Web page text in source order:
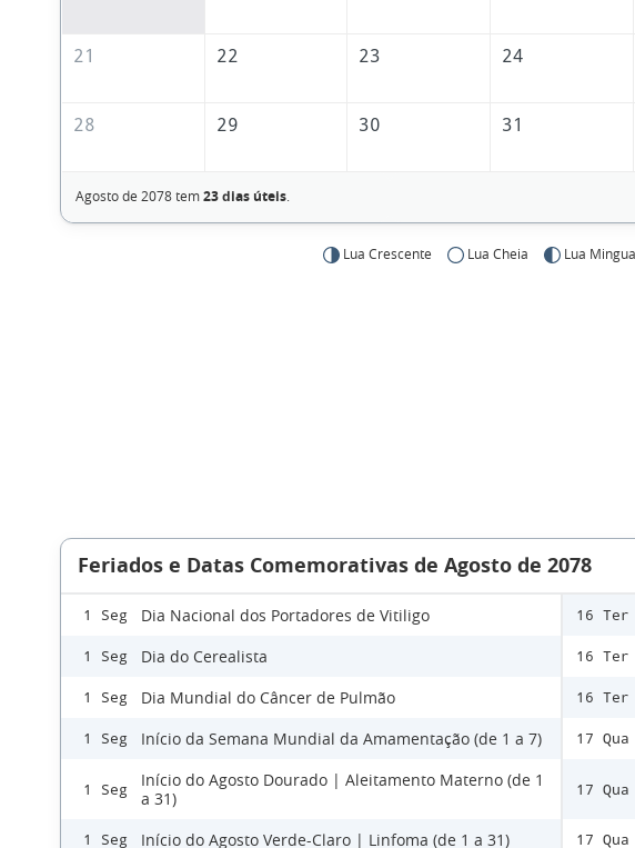
21 22 23 24
28 29 30 31
Agosto de 2078 tem23 dias úteis.
Lua Crescente Lua Cheia Lua
Feriados e Datas Comemorativas de Agosto de 2078
1 Seg Dia Nacional dos Portadores de Vitiligo
1 Seg Dia do Cerealista
1 Seg Dia Mundial do Câncer de Pulmão
1 Seg Início da Semana Mundial da Amamentação (de 1 a 7)
1 Seg
Início do Agosto Dourado | Aleitamento Materno (de 1
a 31)
1 Seg Início do Agosto Verde-Claro | Linfoma (de 1 a 31)
16 Ter
16 Ter
16 Ter
17 Qua
17 Qua
17 Qua